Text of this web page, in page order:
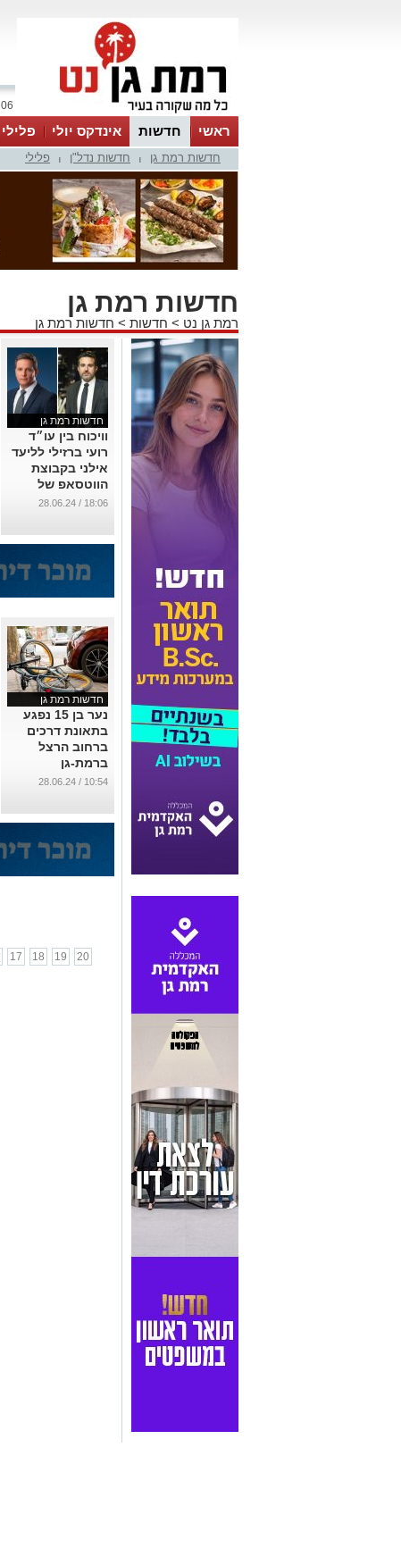
06 אוגוסט 2026 / 08:43
ראשי חדשות אינדקס יולי פלילי
ווטסאפ
חדשות רמת גן חדשות נדל"ן פלילי
חדשות רמת גן
רמת גן נט > חדשות > חדשות רמת גן
חדשות רמת גן
וויכוח בין עו״ד
רועי ברזילי לליעד
אילני בקבוצת
הווטסאפ של
תושבי גני
...
18:06 / 28.06.24
חדשות רמת גן
נער בן 15 נפגע
בתאונת דרכים
ברחוב הרצל
ברמת-גן
...
10:54 / 28.06.24
17 18 19
20